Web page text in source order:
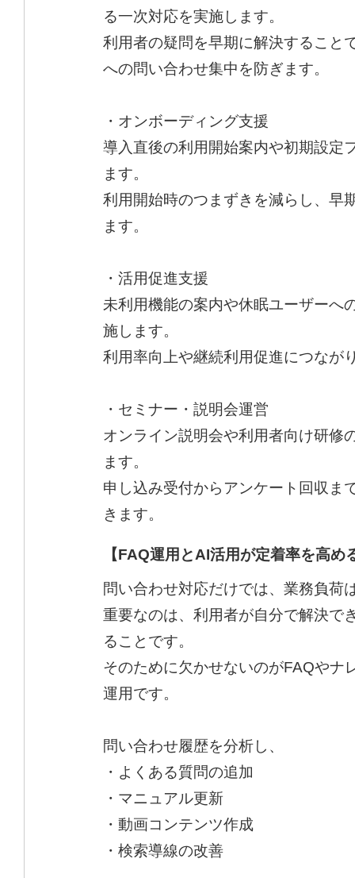
る一次対応を実施します。
利用者の疑問を早期に解決すること
への問い合わせ集中を防ぎます。
・オンボーディング支援
導入直後の利用開始案内や初期設定
ます。
利用開始時のつまずきを減らし、早
ます。
・活用促進支援
未利用機能の案内や休眠ユーザーへ
施します。
利用率向上や継続利用促進につなが
・セミナー・説明会運営
オンライン説明会や利用者向け研修
ます。
申し込み受付からアンケート回収ま
きます。
【FAQ運用とAI活用が定着率を高め
問い合わせ対応だけでは、業務負荷
重要なのは、利用者が自分で解決で
ることです。
そのために欠かせないのがFAQやナ
運用です。
問い合わせ履歴を分析し、
・よくある質問の追加
・マニュアル更新
・動画コンテンツ作成
・検索導線の改善